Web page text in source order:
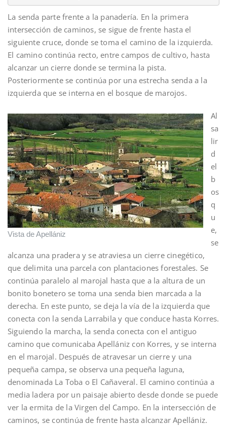
La senda parte frente a la panadería. En la primera
intersección de caminos, se sigue de frente hasta el
siguiente cruce, donde se toma el camino de la izquierda.
El camino continúa recto, entre campos de cultivo, hasta
alcanzar un cierre donde se termina la pista.
Posteriormente se continúa por una estrecha senda a la
izquierda que se interna en el bosque de marojos.
Vista de Apellániz
Al
sa
lir
d
el
b
os
q
u
e,
se
alcanza una pradera y se atraviesa un cierre cinegético,
que delimita una parcela con plantaciones forestales. Se
continúa paralelo al marojal hasta que a la altura de un
bonito bonetero se toma una senda bien marcada a la
derecha. En este punto, se deja la vía de la izquierda que
conecta con la senda Larrabila y que conduce hasta Korres.
Siguiendo la marcha, la senda conecta con el antiguo
camino que comunicaba Apellániz con Korres, y se interna
en el marojal. Después de atravesar un cierre y una
pequeña campa, se observa una pequeña laguna,
denominada La Toba o El Cañaveral. El camino continúa a
media ladera por un paisaje abierto desde donde se puede
ver la ermita de la Virgen del Campo. En la intersección de
caminos, se continúa de frente hasta alcanzar Apellániz.